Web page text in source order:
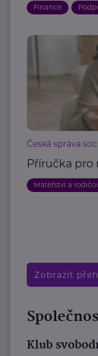
Finance
Česká správa
Příručka pro
Mateřství a
Zobrazit
Klub